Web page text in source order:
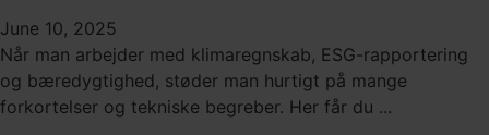
June 10, 2025
Når man arbejder med klimaregnskab, ESG-rapportering
og bæredygtighed, støder man hurtigt på mange
forkortelser og tekniske begreber. Her får du ...